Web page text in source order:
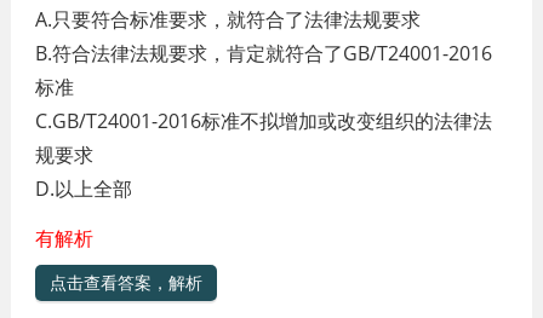
A.只要符合标准要求，就符合了法律法规要求
B.符合法律法规要求，肯定就符合了GB/T24001-2016
标准
C.GB/T24001-2016标准不拟增加或改变组织的法律法
规要求
D.以上全部
有解析
点击查看答案，解析